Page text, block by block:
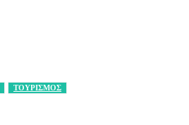
ΤΟΥΡΙΣΜΟΣ